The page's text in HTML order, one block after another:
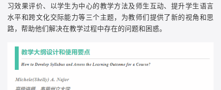
习效果评价、以学生为中心的教学方法及师生互动、提升学生语言
水平和跨文化交际能力等三个主题，为教师们提供了新的视角和思
路，帮助他们解决在教学过程中存在的问题和困惑。